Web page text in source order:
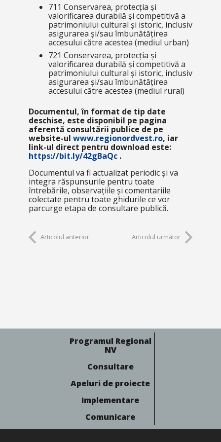
711 Conservarea, protecția și
valorificarea durabilă și competitivă a
patrimoniului cultural și istoric, inclusiv
asigurarea și/sau îmbunătățirea
accesului către acestea (mediul urban)
721 Conservarea, protecția și
valorificarea durabilă și competitivă a
patrimoniului cultural și istoric, inclusiv
asigurarea și/sau îmbunătățirea
accesului către acestea (mediul rural)
Documentul, în format de tip date
deschise, este disponibil pe pagina
aferentă consultării publice de pe
website-ul www.regionordvest.ro, iar
link-ul direct pentru download este:
https://bit.ly/42gBaQc.
Documentul va fi actualizat periodic și va
integra răspunsurile pentru toate
întrebările, observațiile și comentariile
colectate pentru toate ghidurile ce vor
parcurge etapa de consultare publică.
Articolul anterior Articolul următor
Programul Regional
NV
Consultare
Apeluri de proiecte
Implementare
Comunicare